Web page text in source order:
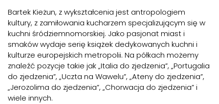
Bartek Kieżun, z wykształcenia jest antropologiem
kultury, z zamiłowania kucharzem specjalizującym się w
kuchni śródziemnomorskiej. Jako pasjonat miast i
smaków wydaje serię książek dedykowanych kuchni i
kulturze europejskich metropolii. Na półkach możemy
znaleźć pozycje takie jak „Italia do zjedzenia”, „Portugalia
do zjedzenia”, „Uczta na Wawelu”, „Ateny do zjedzenia”,
„Jerozolima do zjedzenia”, „Chorwacja do zjedzenia” i
wiele innych.